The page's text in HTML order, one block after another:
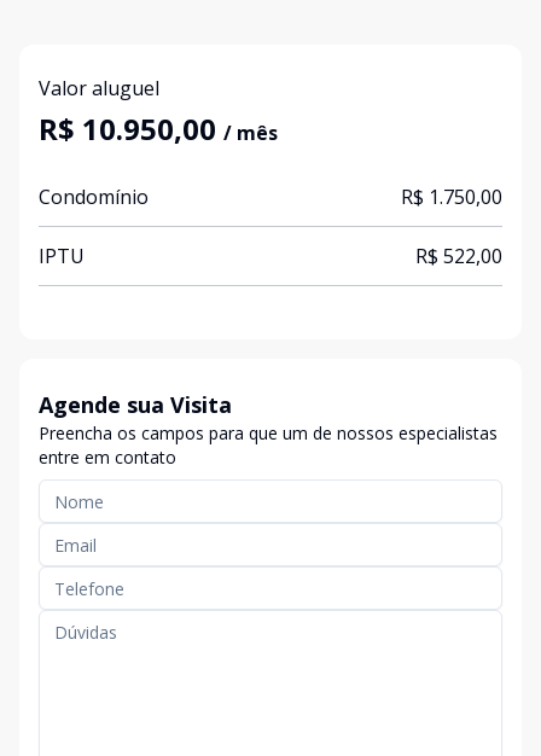
Valor aluguel
R$ 10.950,00 / mês
Condomínio R$ 1.750,00
IPTU R$ 522,00
Agende sua Visita
Preencha os campos para que um de nossos especialistas
entre em contato